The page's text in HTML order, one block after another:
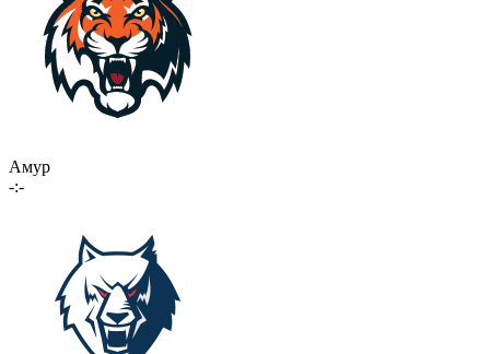
Амур
-:-